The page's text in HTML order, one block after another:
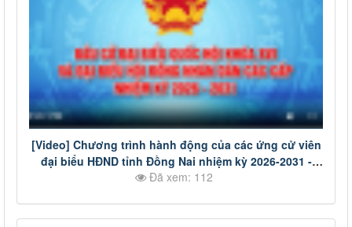
[Video] Chương trình hành động của các ứng cử viên
đại biểu HĐND tỉnh Đồng Nai nhiệm kỳ 2026-2031 -
Đơn vị bầu cử số 11
Đã xem: 112